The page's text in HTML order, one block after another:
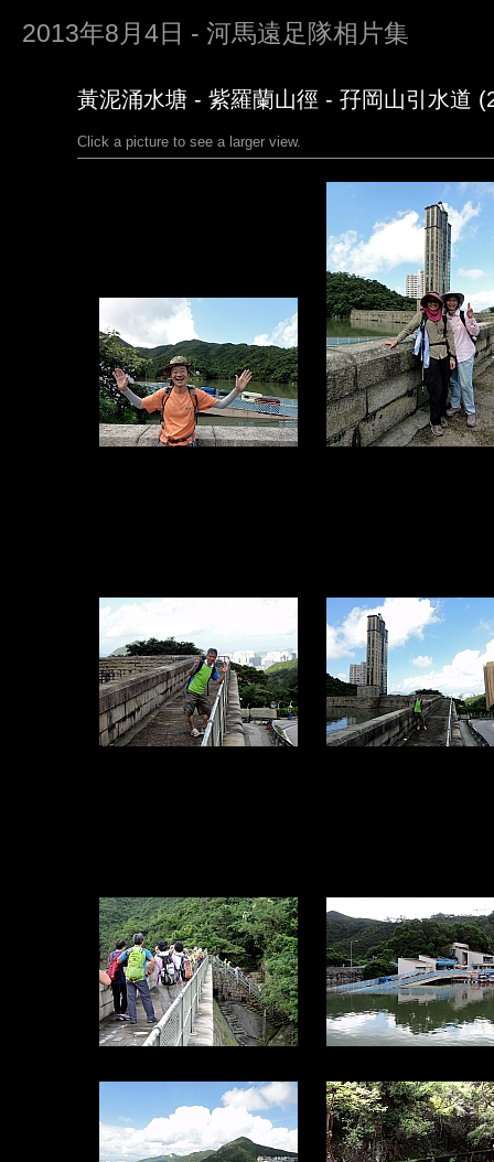
2013年8月4日 - 河馬遠足隊相片集
黃泥涌水塘 - 紫羅蘭山徑 - 孖岡山引水道
Click a picture to see a larger view.